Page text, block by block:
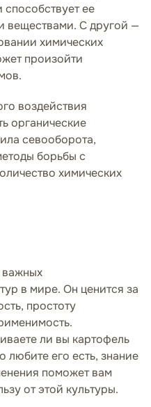
способствует ее
веществами. С другой —
химических
произойти
воздействия
органические
севооборота,
борьбы с
химических
важных
в мире. Он ценится за
простоту
ли вы картофель
любите его есть, знание
поможет вам
от этой культуры.